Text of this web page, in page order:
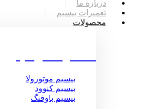
درباره ما
تعمیرات بیسیم
محصولات
بیسیم موتورولا
بیسیم کنوود
بیسیم باوفنگ